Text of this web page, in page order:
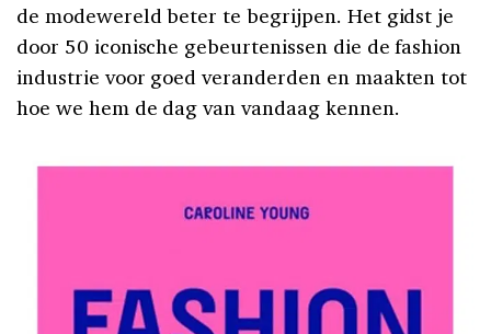
de modewereld beter te begrijpen. Het gidst je
door 50 iconische gebeurtenissen die de fashion
industrie voor goed veranderden en maakten tot
hoe we hem de dag van vandaag kennen.